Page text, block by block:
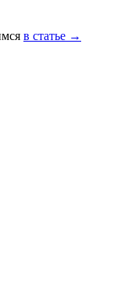
в статье →